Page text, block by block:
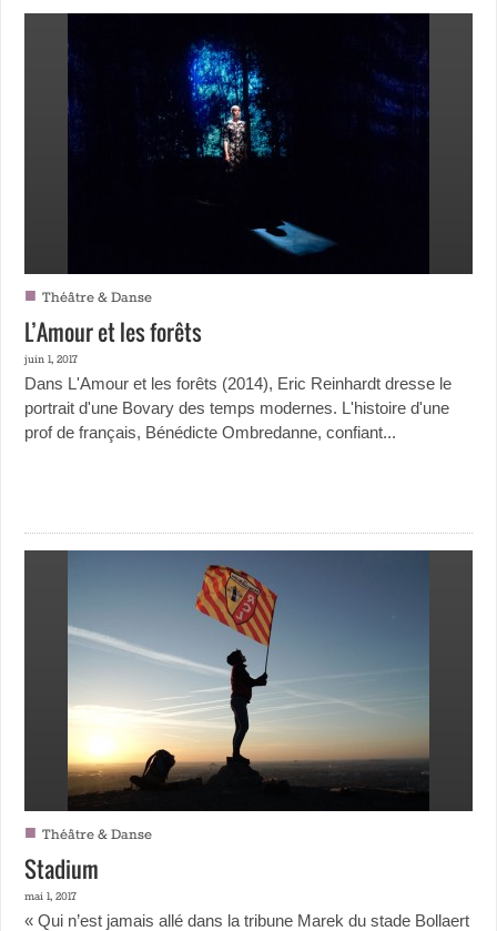
■ Théâtre & Danse
L’Amour et les forêts
juin 1, 2017
Dans L'Amour et les forêts (2014), Eric Reinhardt dresse le
portrait d'une Bovary des temps modernes. L'histoire d'une
prof de français, Bénédicte Ombredanne, confiant...
■ Théâtre & Danse
Stadium
mai 1, 2017
« Qui n’est jamais allé dans la tribune Marek du stade Bollaert